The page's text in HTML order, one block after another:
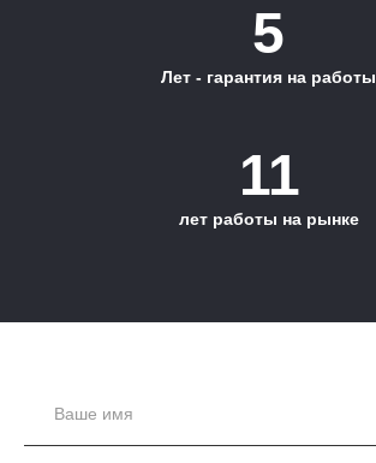
11
лет работы на рынке
5
Лет - гарантия на работы